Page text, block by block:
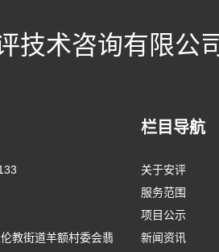
技术咨询有限公
教街道羊额村委会翡
栏目导航
关于安评
服务范围
项目公示
新闻资讯